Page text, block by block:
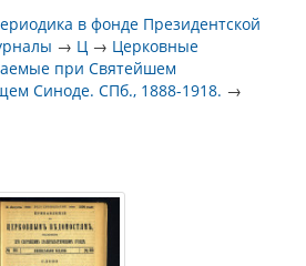
в фонде Президентской
→ Ц → Церковные
при Святейшем
Синоде. СПб., 1888-1918. →